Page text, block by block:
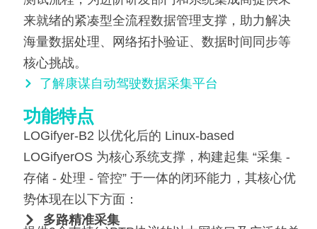
来就绪的紧凑型全流程数据管理支撑，助力解决
海量数据处理、网络拓扑验证、数据时间同步等
核心挑战。
了解康谋自动驾驶数据采集平台
功能特点
LOGifyer-B2 以优化后的 Linux-based
LOGifyerOS 为核心系统支撑，构建起集 “采集 -
存储 - 处理 - 管控” 于一体的闭环能力，其核心优
势体现在以下方面：
多路精准采集